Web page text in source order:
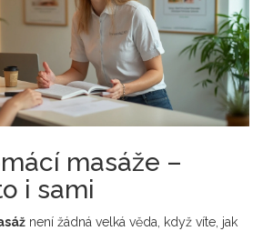
masáže –
i sami
není žádná velká věda, když víte, jak